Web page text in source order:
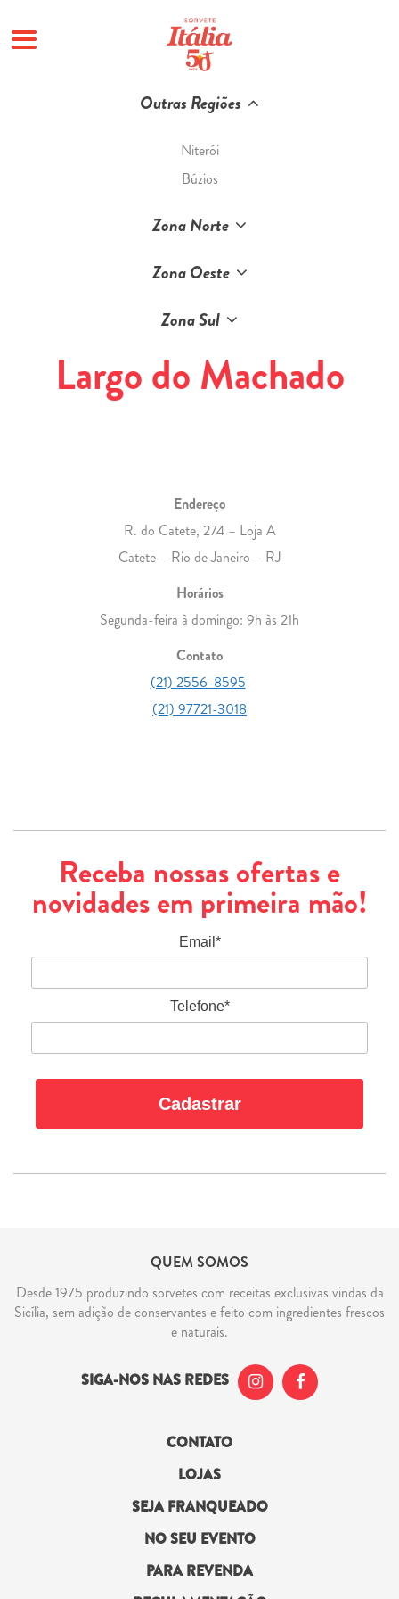
Pular
para
conteúdo
Outras Regiões
Niterói
Búzios
Zona Norte
Zona Oeste
Zona Sul
Largo do Machado
Endereço
R. do Catete, 274 – Loja A
Catete – Rio de Janeiro – RJ
Horários
Segunda-feira à domingo: 9h às 21h
Contato
(21) 2556-8595
(21) 97721-3018
Receba nossas ofertas e
novidades em primeira mão!
Email*
Telefone*
Cadastrar
QUEM SOMOS
Desde 1975 produzindo sorvetes com receitas exclusivas vindas da
Sicília, sem adição de conservantes e feito com ingredientes frescos
e naturais.
SIGA-NOS NAS REDES
CONTATO
LOJAS
SEJA FRANQUEADO
NO SEU EVENTO
PARA REVENDA